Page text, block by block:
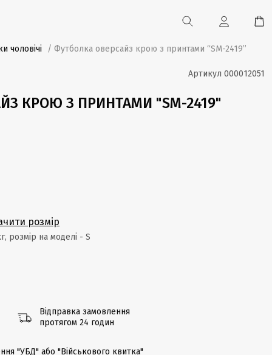
чоловічі / Футболка оверсайз крою з принтами “SM-2419”
Артикул 000012051
КРОЮ З ПРИНТАМИ "SM-2419"
розмір
розмір на моделі - S
Відправка замовлення
протягом 24 годин
"УБД" або "Військового квитка"